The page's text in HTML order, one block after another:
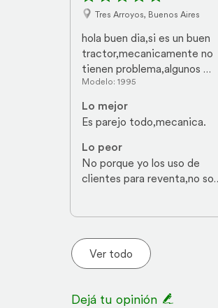
Tres Arroyos, Buenos Aires
hola buen dia,si es un buen
tractor,mecanicamente no
tienen problema,algunos
vinieron con motor Deutz 4
cilindros turbo de 110hp,son
mejores con Perkins,los
otros tuvieron algunos
problemitas,el resto anda
bien,para lo que es el tractor.
Modelo: 1995
Lo mejor
Es parejo todo,mecanica.
Lo peor
No porque yo los uso de
clientes para reventa,no soy
Ver todo
Dejá tu opinión